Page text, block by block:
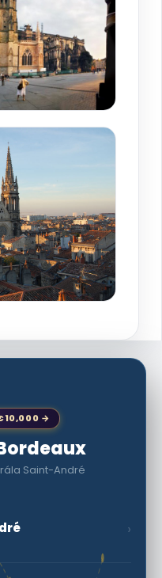
→
Saint-André
›